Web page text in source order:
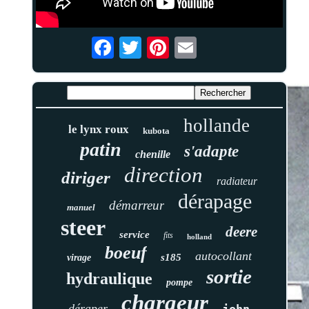
le lynx roux kubota hollande
patin chenille s'adapte
diriger direction radiateur
manuel démarreur dérapage
steer service fits holland deere
virage boeuf s185 autocollant
hydraulique pompe sortie
chargeur